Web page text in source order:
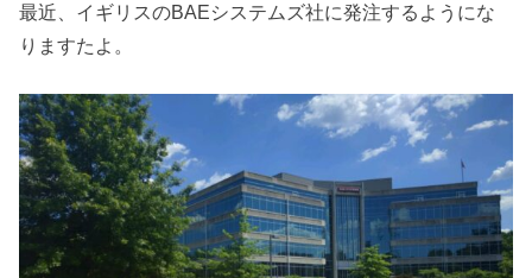
最近、イギリスのBAEシステムズ社に発注するようにな
りますたよ。